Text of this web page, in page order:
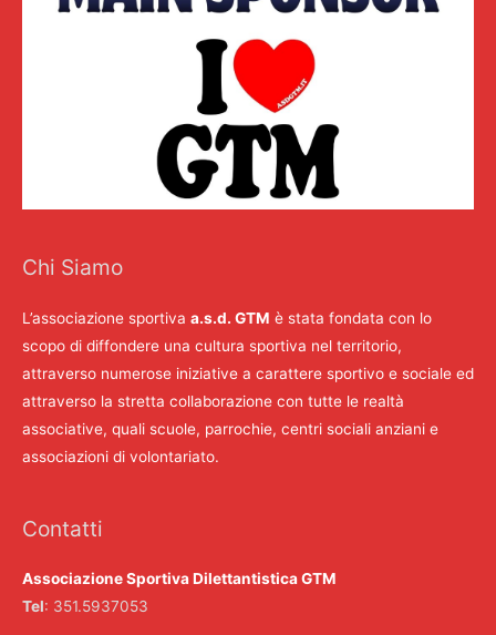
Chi Siamo
L’associazione sportiva a.s.d. GTM è stata fondata con lo
scopo di diffondere una cultura sportiva nel territorio,
attraverso numerose iniziative a carattere sportivo e sociale ed
attraverso la stretta collaborazione con tutte le realtà
associative, quali scuole, parrochie, centri sociali anziani e
associazioni di volontariato.
Contatti
Associazione Sportiva Dilettantistica GTM
Tel: 351.5937053